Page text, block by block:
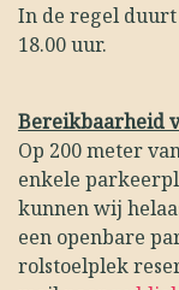
In de regel
18.00 uur.
Bereikbaarheid
Op 200 meter
enkele
kunnen wij
een openbare
rolstoelplek